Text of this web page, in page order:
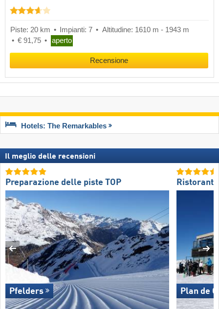
Piste: 20 km Impianti: 7
Altitudine: 1610 m - 1943 m
€ 91,75
aperto
Recensione
Hotels: The Remarkables
Il meglio delle recensioni
Preparazione delle piste TOP
Pfelders Plan de